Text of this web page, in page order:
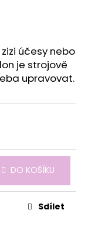
účesy nebo
je strojově
upravovat.
DO KOŠÍKU
Sdílet